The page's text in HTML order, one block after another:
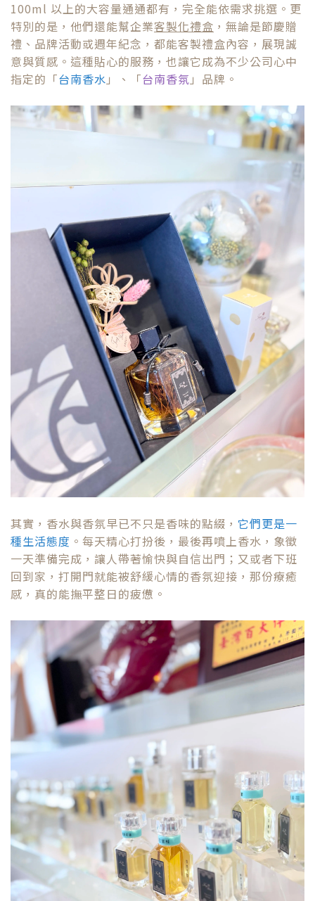
其實，香水與香氛早已不只是香味的點綴，
它們更是一
種生活態度
。每天精心打扮後，最後再噴上香水，象徵
一天準備完成，讓人帶著愉快與自信出門；又或者下班
回到家，打開門就能被舒緩心情的香氛迎接，那份療癒
感，真的能撫平整日的疲憊。